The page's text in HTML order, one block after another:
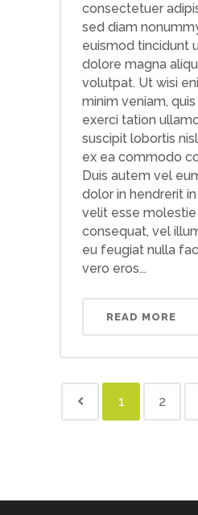
consectetuer
sed diam
euismod tincidunt
dolore magna
volutpat. Ut wisi
minim veniam,
exerci tation
suscipit lobortis
ex ea commodo
Duis autem vel
dolor in hendrerit
velit esse molestie
consequat, vel
eu feugiat nulla
vero eros...
READ MORE
1 2